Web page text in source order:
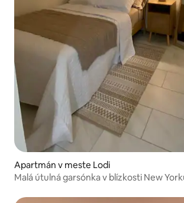
Apartmán v meste Lodi
Malá útulná garsónka v blízkosti New